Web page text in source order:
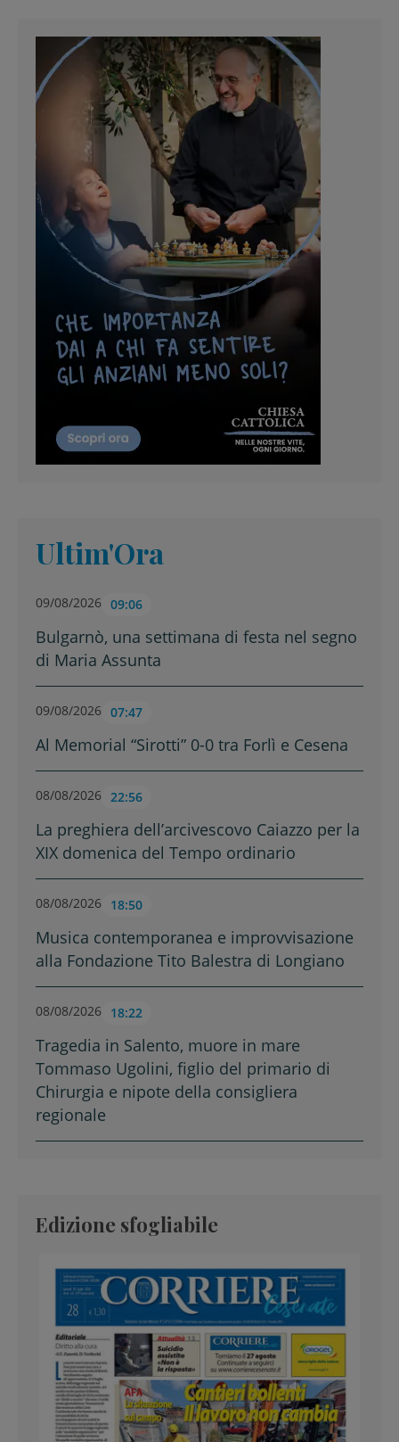
Ultim'Ora
09/08/2026 09:06
Bulgarnò, una settimana di festa nel segno
di Maria Assunta
09/08/2026 07:47
Al Memorial “Sirotti” 0-0 tra Forlì e Cesena
08/08/2026 22:56
La preghiera dell’arcivescovo Caiazzo per la
XIX domenica del Tempo ordinario
08/08/2026 18:50
Musica contemporanea e improvvisazione
alla Fondazione Tito Balestra di Longiano
08/08/2026 18:22
Tragedia in Salento, muore in mare
Tommaso Ugolini, figlio del primario di
Chirurgia e nipote della consigliera
regionale
Edizione sfogliabile